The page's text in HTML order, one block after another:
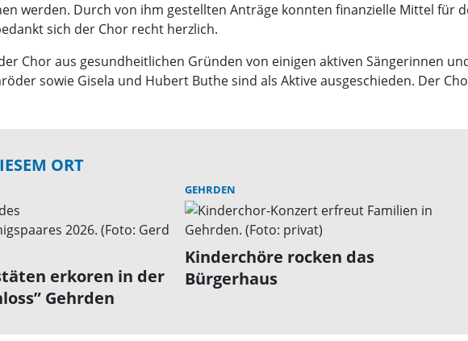
werden. Durch von ihm gestellten Anträge konnten finanzielle Mittel für
sich der Chor recht herzlich.
Chor aus gesundheitlichen Gründen von einigen aktiven Sängerinnen
sowie Gisela und Hubert Buthe sind als Aktive ausgeschieden. Der
ORT
erkoren in der
Gehrden
GEHRDEN
Kinderchöre rocken das
Bürgerhaus